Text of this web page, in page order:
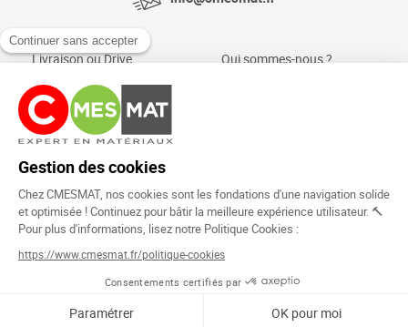
Livraison ou Drive
Paiement sécurisé
Foire aux questions
Qui sommes-nous ?
Rejoignez la
communauté !
Copyright © 2024.